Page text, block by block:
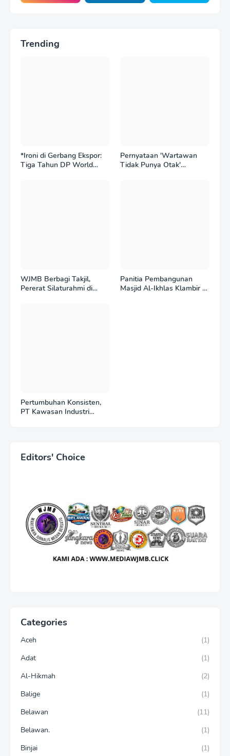
Trending
*Ironi di Gerbang Ekspor:
Tiga Tahun DP World
Pernyataan 'Wartawan
Tidak Punya Otak'
WJMB Berbagi Takjil,
Pererat Silaturahmi di
Panitia Pembangunan
Masjid Al-Ikhlas Klambir V
Pertumbuhan Konsisten,
PT Kawasan Industri
Editors' Choice
Categories
Aceh
(1)
Adat
(1)
Al-Hikmah
(2)
Balige
(1)
Belawan
(11)
Belawan.
(1)
Binjai
(1)